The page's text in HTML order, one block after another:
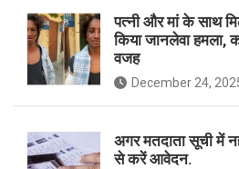
पत्नी और मां के साथ
किया जानलेवा हमला,
वजह
December 24,
अगर मतदाता सूची में
से करें आवेदन.